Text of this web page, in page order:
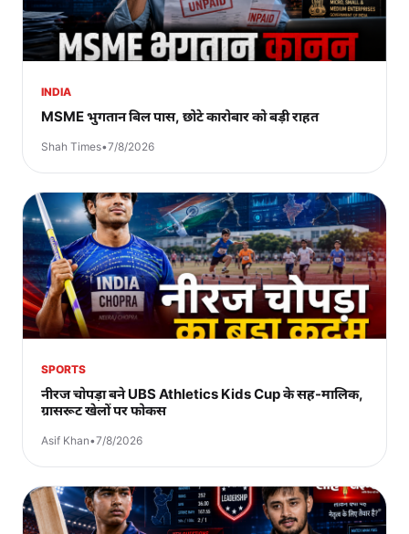
INDIA
MSME भुगतान बिल पास, छोटे कारोबार को बड़ी राहत
Shah Times•7/8/2026
SPORTS
नीरज चोपड़ा बने UBS Athletics Kids Cup के सह-मालिक,
ग्रासरूट खेलों पर फोकस
Asif Khan•7/8/2026